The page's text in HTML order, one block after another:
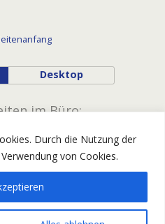
Durch die Nutzung der
von Cookies.
Desktop
im Büro:
Uhr
Uhr